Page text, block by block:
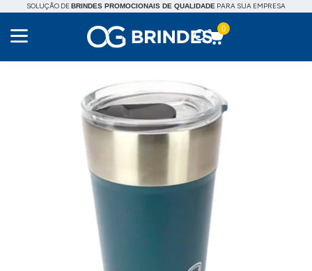
SOLUÇÃO DEBRINDES PROMOCIONAIS DE QUALIDADE PARA SUA EMPRESA
0